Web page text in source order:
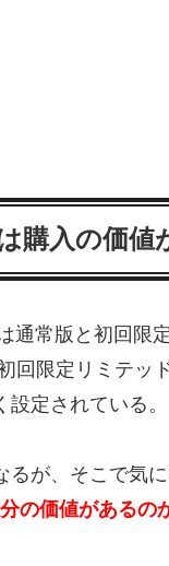
購入の価値
通常版と初回限
回限定リミテッ
定されている。
が、そこで気
の価値があるの